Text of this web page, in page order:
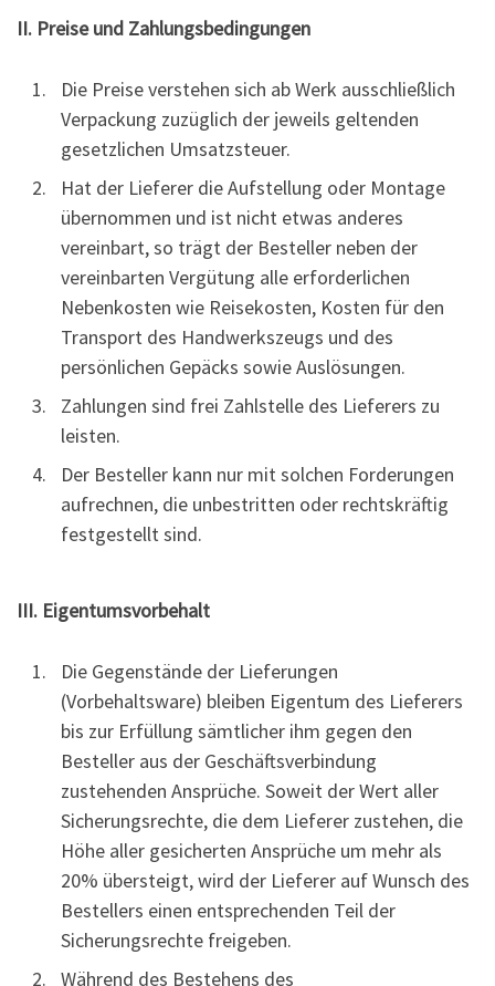
II. Preise und Zahlungsbedingungen
Die Preise verstehen sich ab Werk ausschließlich
Verpackung zuzüglich der jeweils geltenden
gesetzlichen Umsatzsteuer.
Hat der Lieferer die Aufstellung oder Montage
übernommen und ist nicht etwas anderes
vereinbart, so trägt der Besteller neben der
vereinbarten Vergütung alle erforderlichen
Nebenkosten wie Reisekosten, Kosten für den
Transport des Handwerkszeugs und des
persönlichen Gepäcks sowie Auslösungen.
Zahlungen sind frei Zahlstelle des Lieferers zu
leisten.
Der Besteller kann nur mit solchen Forderungen
aufrechnen, die unbestritten oder rechtskräftig
festgestellt sind.
III. Eigentumsvorbehalt
Die Gegenstände der Lieferungen
(Vorbehaltsware) bleiben Eigentum des Lieferers
bis zur Erfüllung sämtlicher ihm gegen den
Besteller aus der Geschäftsverbindung
zustehenden Ansprüche. Soweit der Wert aller
Sicherungsrechte, die dem Lieferer zustehen, die
Höhe aller gesicherten Ansprüche um mehr als
20% übersteigt, wird der Lieferer auf Wunsch des
Bestellers einen entsprechenden Teil der
Sicherungsrechte freigeben.
Während des Bestehens des